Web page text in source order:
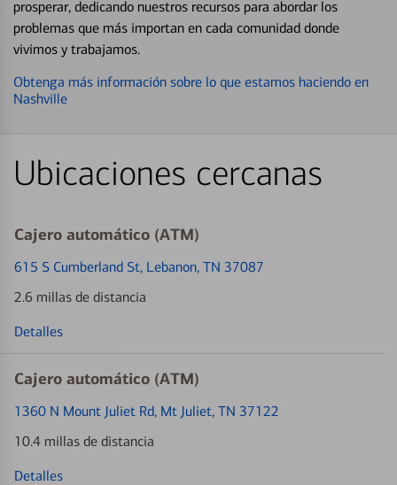
prosperar, dedicando nuestros recursos para abordar los
problemas que más importan en cada comunidad donde
vivimos y trabajamos.
Obtenga más información sobre lo que estamos haciendo en
Nashville
Ubicaciones cercanas
Cajero automático (ATM)
615 S Cumberland St, Lebanon, TN 37087
2.6 millas de distancia
Detalles
Cajero automático (ATM)
1360 N Mount Juliet Rd, Mt Juliet, TN 37122
10.4 millas de distancia
Detalles